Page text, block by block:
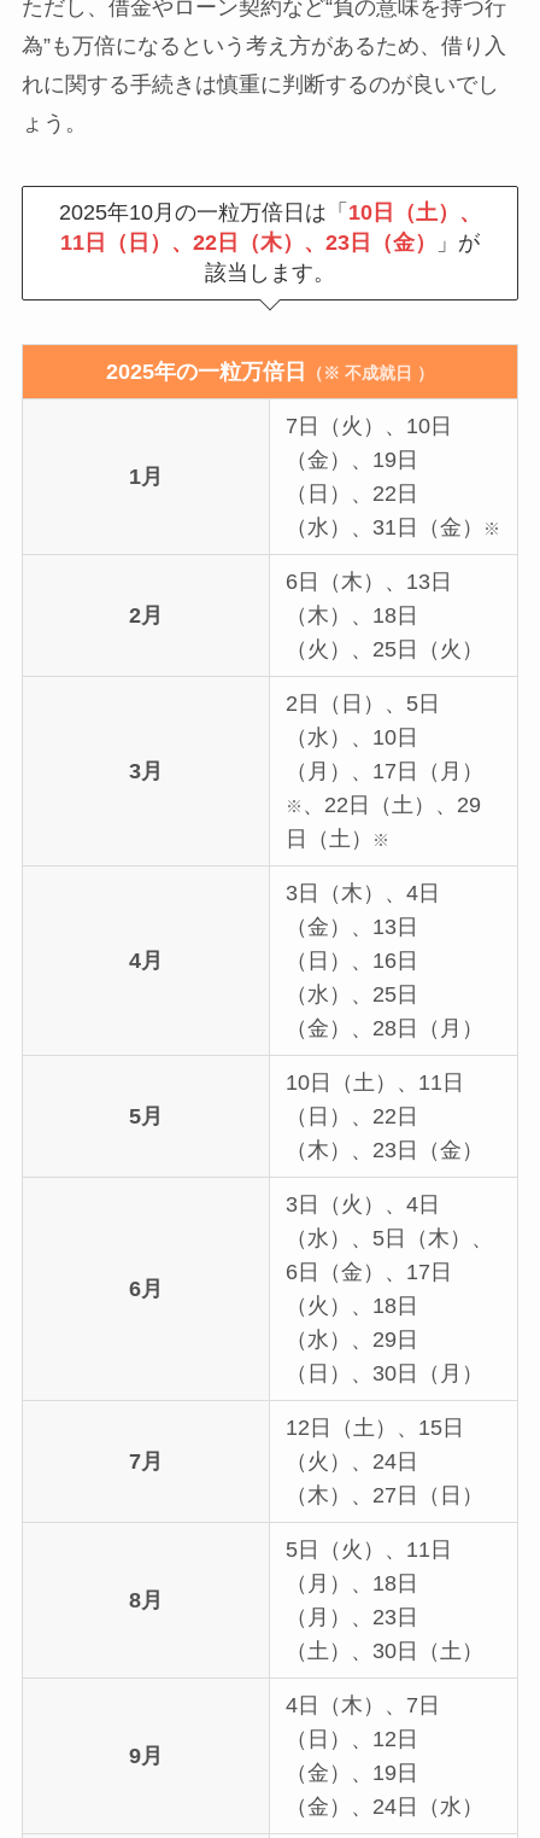
ただし、借金やローン契約など“負の意味を持つ行
為”も万倍になるという考え方があるため、借り入
れに関する手続きは慎重に判断するのが良いでし
ょう。
2025年10月の一粒万倍日は「 10日（土）、
11日（日）、22日（木）、23日（金）
」が
該当します。
2025年の一粒万倍日 （※ 不成就日 ）
1月
7日（火）、10日
（金）、19日
（日）、22日
（水）、31日（金）
※
2月
6日（木）、13日
（木）、18日
（火）、25日（火）
3月
2日（日）、5日
（水）、10日
（月）、17日（月）
※ 、22日（土）、29
日（土）
※
4月
3日（木）、4日
（金）、13日
（日）、16日
（水）、25日
（金）、28日（月）
5月
10日（土）、11日
（日）、22日
（木）、23日（金）
6月
3日（火）、4日
（水）、5日（木）、
6日（金）、17日
（火）、18日
（水）、29日
（日）、30日（月）
7月
12日（土）、15日
（火）、24日
（木）、27日（日）
8月
5日（火）、11日
（月）、18日
（月）、23日
（土）、30日（土）
9月
4日（木）、7日
（日）、12日
（金）、19日
（金）、24日（水）